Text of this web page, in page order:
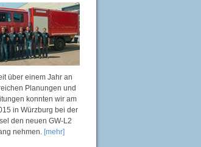
über einem Jahr an
Planungen und
konnten wir am
in Würzburg bei der
den neuen GW-L2
nehmen. [mehr]